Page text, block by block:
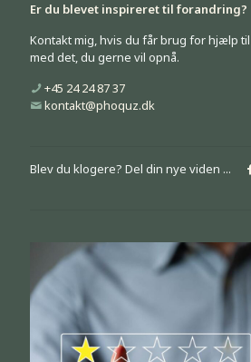
Er du blevet inspireret til forandring?
Kontakt mig, hvis du får brug for hjælp
med det, du gerne vil opnå.
+45 24 24 87 37
kontakt@phoquz.dk
Blev du klogere? Del din nye viden ...